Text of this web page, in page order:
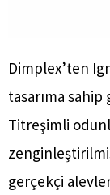
Dimplex’ten
tasarıma
Titreşimli
gerçekçi